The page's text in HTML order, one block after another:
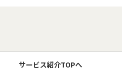
サービス紹介TOPへ